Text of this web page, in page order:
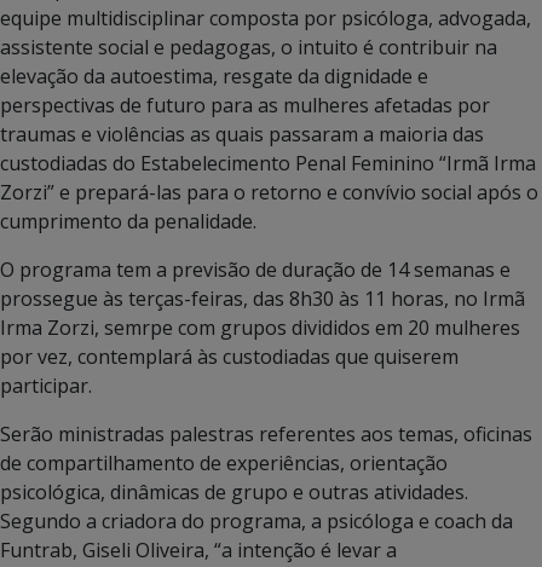
equipe multidisciplinar composta por psicóloga, advogada,
assistente social e pedagogas, o intuito é contribuir na
elevação da autoestima, resgate da dignidade e
perspectivas de futuro para as mulheres afetadas por
traumas e violências as quais passaram a maioria das
custodiadas do Estabelecimento Penal Feminino “Irmã Irma
Zorzi” e prepará-las para o retorno e convívio social após o
cumprimento da penalidade.
O programa tem a previsão de duração de 14 semanas e
prossegue às terças-feiras, das 8h30 às 11 horas, no Irmã
Irma Zorzi, semrpe com grupos divididos em 20 mulheres
por vez, contemplará às custodiadas que quiserem
participar.
Serão ministradas palestras referentes aos temas, oficinas
de compartilhamento de experiências, orientação
psicológica, dinâmicas de grupo e outras atividades.
Segundo a criadora do programa, a psicóloga e coach da
Funtrab, Giseli Oliveira, “a intenção é levar a